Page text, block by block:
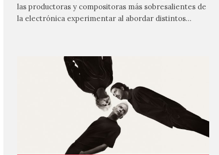
las productoras y compositoras más sobresalientes de
la electrónica experimentar al abordar distintos